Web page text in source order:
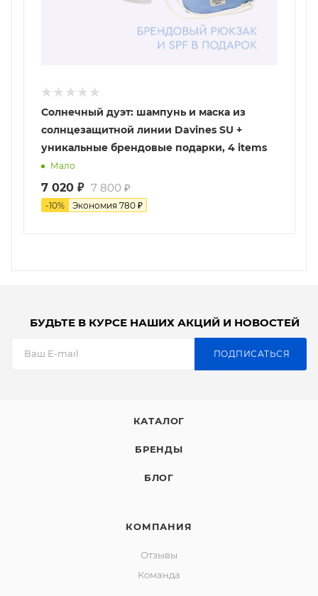
Солнечный дуэт: шампунь и маска из
солнцезащитной линии Davines SU +
уникальные брендовые подарки, 4 items
Мало
7 020 ₽ 7 800 ₽
-10% Экономия 780 ₽
БУДЬТЕ В КУРСЕ НАШИХ АКЦИЙ И НОВОСТЕЙ
ПОДПИСАТЬСЯ
КАТАЛОГ
БРЕНДЫ
БЛОГ
КОМПАНИЯ
Отзывы
Команда